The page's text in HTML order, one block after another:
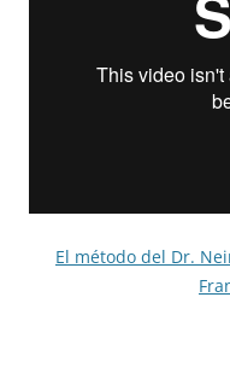
El método del Dr.